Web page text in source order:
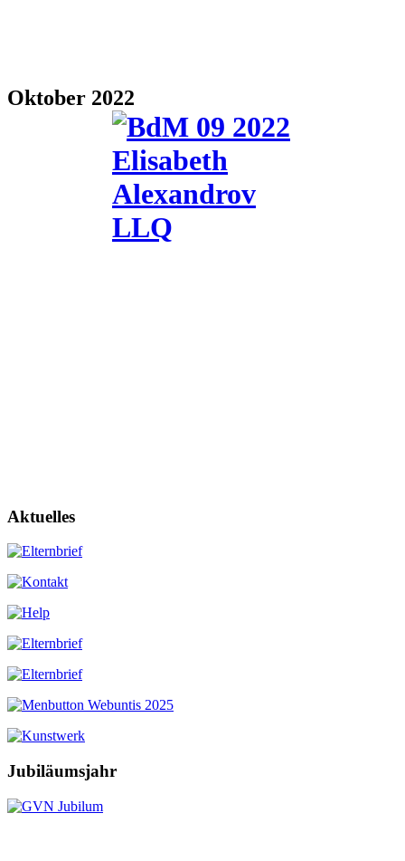
Oktober 2022
Aktuelles
Jubiläumsjahr